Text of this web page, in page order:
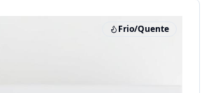
Frio/Quente